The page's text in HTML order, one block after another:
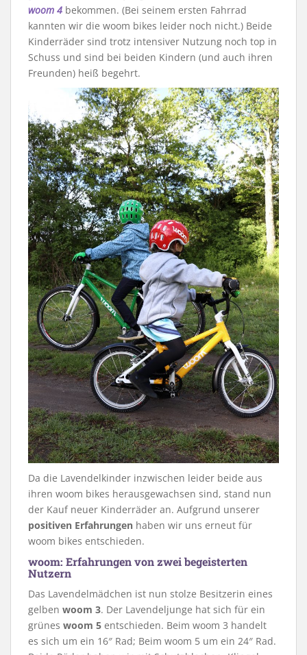
woom 4 bekommen. (Bei seinem ersten Fahrrad
kannten wir die woom bikes leider noch nicht.) Beide
Kinderräder sind trotz intensiver Nutzung noch top in
Schuss und sind bei beiden Kindern (und auch ihren
Freunden) heiß begehrt.
Da die Lavendelkinder inzwischen leider beide aus
ihren woom bikes herausgewachsen sind, stand nun
der Kauf neuer Kinderräder an. Aufgrund unserer
positiven Erfahrungen haben wir uns erneut für
woom bikes entschieden.
woom: Erfahrungen von zwei begeisterten
Nutzern
Das Lavendelmädchen ist nun stolze Besitzerin eines
gelben woom 3. Der Lavendeljunge hat sich für ein
grünes woom 5 entschieden. Beim woom 3 handelt
es sich um ein 16″ Rad; Beim woom 5 um ein 24″ Rad.